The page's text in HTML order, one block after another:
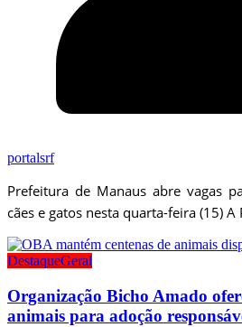
portalsrf
Prefeitura de Manaus abre vagas
cães e gatos nesta quarta-feira (15)
DestaqueGeral
Organização Bicho Amado
animais para adoção